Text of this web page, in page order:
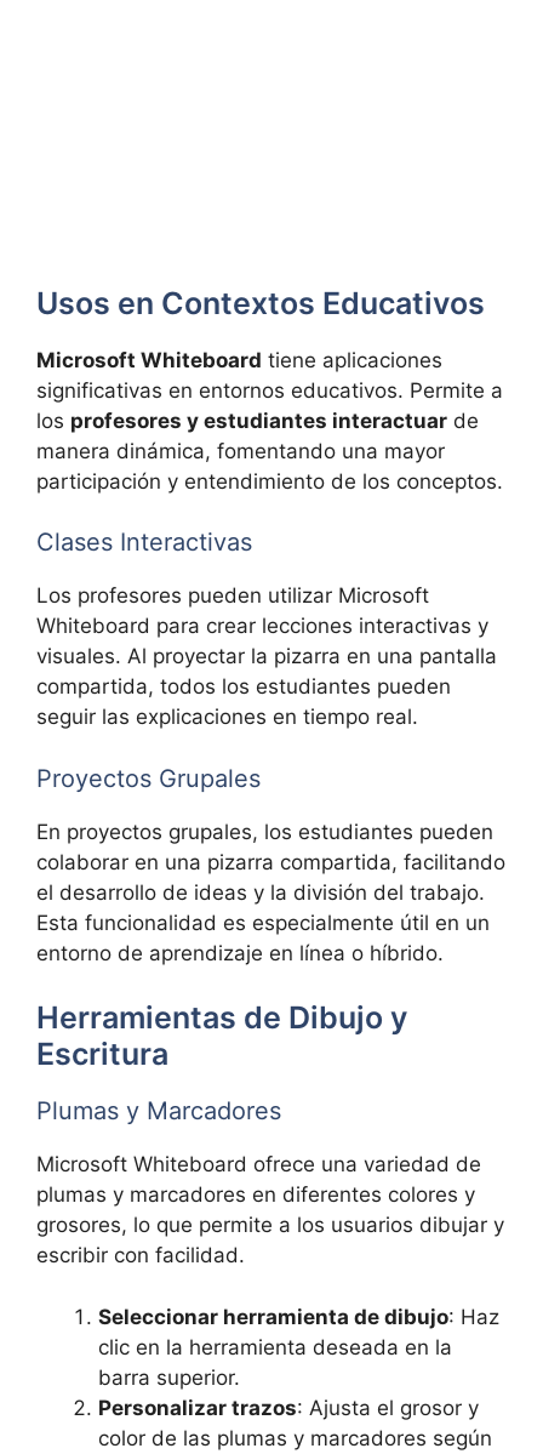
Usos en Contextos Educativos
Microsoft Whiteboard tiene aplicaciones
significativas en entornos educativos. Permite a
los profesores y estudiantes interactuar de
manera dinámica, fomentando una mayor
participación y entendimiento de los conceptos.
Clases Interactivas
Los profesores pueden utilizar Microsoft
Whiteboard para crear lecciones interactivas y
visuales. Al proyectar la pizarra en una pantalla
compartida, todos los estudiantes pueden
seguir las explicaciones en tiempo real.
Proyectos Grupales
En proyectos grupales, los estudiantes pueden
colaborar en una pizarra compartida, facilitando
el desarrollo de ideas y la división del trabajo.
Esta funcionalidad es especialmente útil en un
entorno de aprendizaje en línea o híbrido.
Herramientas de Dibujo y
Escritura
Plumas y Marcadores
Microsoft Whiteboard ofrece una variedad de
plumas y marcadores en diferentes colores y
grosores, lo que permite a los usuarios dibujar y
escribir con facilidad.
Seleccionar herramienta de dibujo: Haz
clic en la herramienta deseada en la
barra superior.
Personalizar trazos: Ajusta el grosor y
color de las plumas y marcadores según